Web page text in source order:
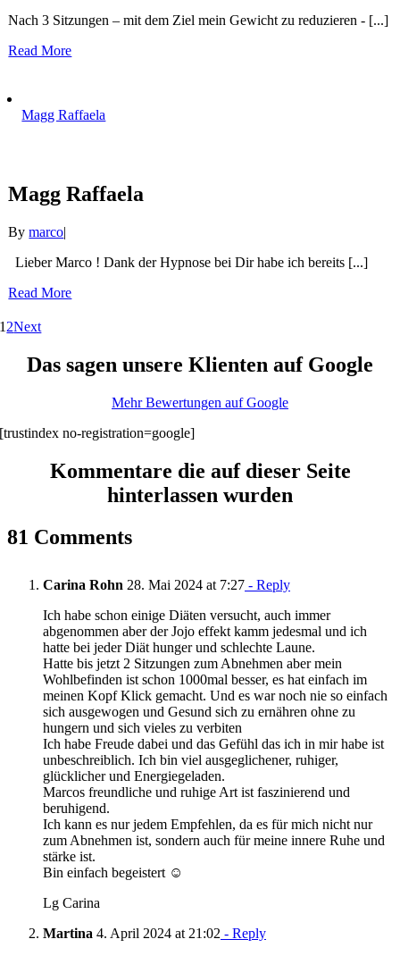
Nach 3 Sitzungen – mit dem Ziel mein Gewicht zu reduzieren - [...]
Read More
Magg Raffaela
Magg Raffaela
Bymarco|
Lieber Marco ! Dank der Hypnose bei Dir habe ich bereits [...]
Read More
1 2Next
Das sagen unsere Klienten auf Google
Mehr Bewertungen auf Google
[trustindex no-registration=google]
Kommentare die auf dieser Seite
hinterlassen wurden
81 Comments
Carina Rohn 28. Mai 2024 at 7:27 - Reply
Ich habe schon einige Diäten versucht, auch immer
abgenommen aber der Jojo effekt kamm jedesmal und ich
hatte bei jeder Diät hunger und schlechte Laune.
Hatte bis jetzt 2 Sitzungen zum Abnehmen aber mein
Wohlbefinden ist schon 1000mal besser, es hat einfach im
meinen Kopf Klick gemacht. Und es war noch nie so einfach
sich ausgewogen und Gesund sich zu ernähren ohne zu
hungern und sich vieles zu verbiten
Ich habe Freude dabei und das Gefühl das ich in mir habe ist
unbeschreiblich. Ich bin viel ausgeglichener, ruhiger,
glücklicher und Energiegeladen.
Marcos freundliche und ruhige Art ist faszinierend und
beruhigend.
Ich kann es nur jedem Empfehlen, da es für mich nicht nur
zum Abnehmen ist, sondern auch für meine innere Ruhe und
stärke ist.
Bin einfach begeistert ☺️
Lg Carina
Martina 4. April 2024 at 21:02 - Reply